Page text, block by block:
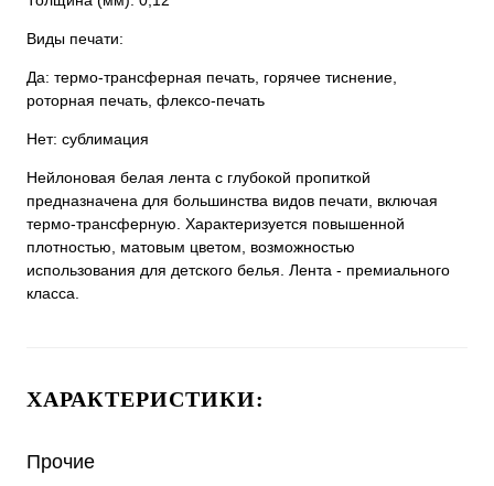
Виды печати:
Да: термо-трансферная печать, горячее тиснение,
роторная печать, флексо-печать
Нет: сублимация
Нейлоновая белая лента с глубокой пропиткой
предназначена для большинства видов печати, включая
термо-трансферную. Характеризуется повышенной
плотностью, матовым цветом, возможностью
использования для детского белья. Лента - премиального
класса.
ХАРАКТЕРИСТИКИ:
Прочие